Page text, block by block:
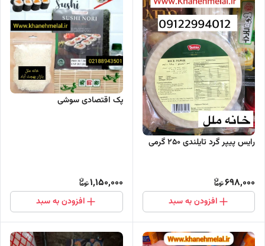
رایس پیپر گرد تایلندی ۲۵۰ گرمی
698,000
افزودن به سبد
پک اقتصادی سوشی
1,150,000
افزودن به سبد